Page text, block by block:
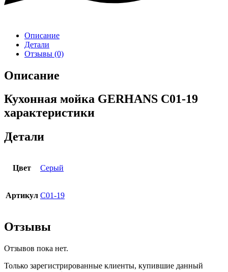
Описание
Детали
Отзывы (0)
Описание
Кухонная мойка GERHANS C01-19
характеристики
Детали
Цвет Серый
Артикул C01-19
Отзывы
Отзывов пока нет.
Только зарегистрированные клиенты, купившие данный